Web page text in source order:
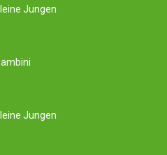
Jungen
Jungen